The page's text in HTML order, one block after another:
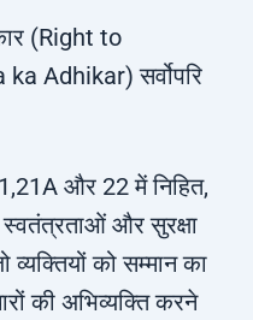
(Right to
Adhikar) सर्वोपरि
और 22 में निहित,
स्वतंत्रताओं और सुरक्षा
व्यक्तियों को सम्मान का
की अभिव्यक्ति करने